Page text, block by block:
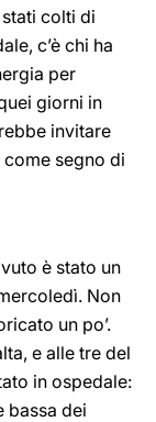
colti di
c’è chi ha
per
giorni in
invitare
segno di
è stato un
Non
un po’.
e alle tre del
in ospedale:
bassa dei